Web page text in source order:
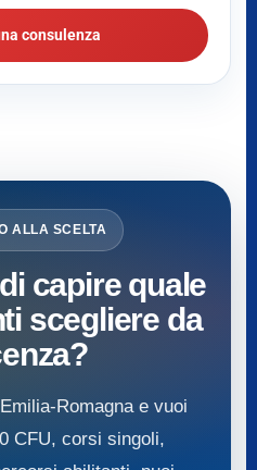
consulenza
ALLA SCELTA
capire quale
scegliere da
Romagna e vuoi
CFU, corsi singoli,